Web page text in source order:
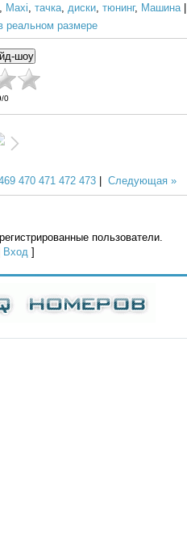
Maxi тачка, диски, тюнинг, Машина|
реальном размере
/0
470 471 472 473| Следующая »
пользователи.
Вход ]